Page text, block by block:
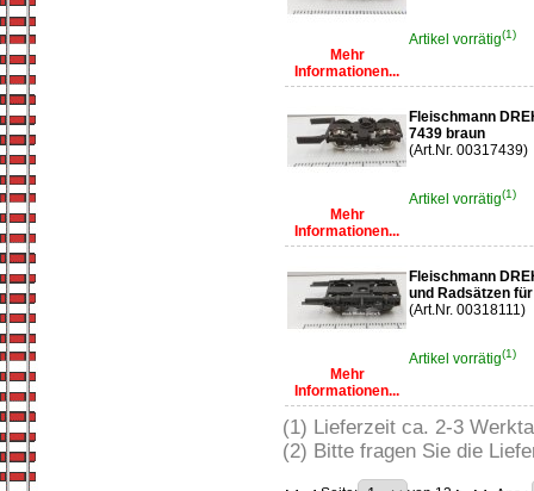
Mehr
Informationen...
Artikel vorrätig(1)
Mehr
Informationen...
Fleischmann
7439 braun
(Art.Nr. 00317439)
Artikel vorrätig(1)
Mehr
Informationen...
Fleischmann
und Radsätzen
(Art.Nr. 00318111)
Artikel vorrätig(1)
(1) Lieferzeit ca. 2-3
(2) Bitte fragen Sie die